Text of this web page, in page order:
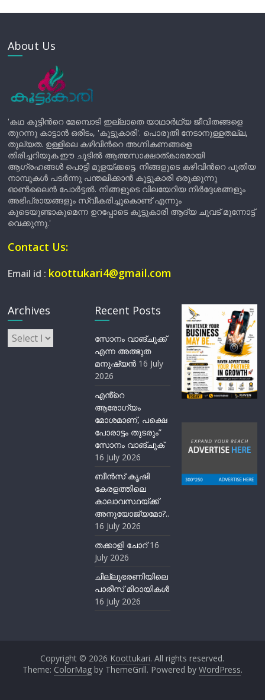
About Us
'കഥ കൂട്ടിന്‍റെ മേമ്പൊടി ഇല്ലാതെ യാഥാർഥ്യ ജീവിതങ്ങളെ
തുറന്നു കാട്ടാൻ ഒരിടം, 'കൂട്ടുകാരി'. പൊരുതി നേടാനുള്ളതല്ല,
തുല്യത. ഉള്ളിലെ കഴിവിന്‍റെ അഗ്നികണങ്ങളെ
തിരിച്ചറിയുക.ഈ ചൂടിൽ ആത്മസാക്ഷാത്കാരമായി
ആഗ്രഹങ്ങൾ പൊട്ടി മുളയ്ക്കട്ടെ. നിങ്ങളുടെ കഴിവിന്‍റെ പുതിയ
നാമ്പുകൾ പടർന്നു പന്തലിക്കാൻ കൂട്ടുകാരി ഒരുക്കുന്നു
ഓൺലൈൻ പോർട്ടൽ. നിങ്ങളുടെ വിലയേറിയ നിർദ്ദേശങ്ങളും
അഭിപ്രായങ്ങളും സ്വീകരിച്ചുകൊണ്ട് എന്നും
കൂടെയുണ്ടാകുമെന്ന ഉറപ്പോടെ കൂട്ടുകാരി ആദ്യ ചുവട് മുന്നോട്ട്
വെക്കുന്നു.'
Contact Us:
Email id : koottukari4@gmail.com
Archives
Archives
Recent Posts
സോനം വാങ്ചുക്ക്
എന്ന അത്ഭുത
മനുഷ്യന്‍ 16 July
2026
എൻ്റെ
ആരോഗ്യം
മോശമാണ്, പക്ഷെ
പോരാട്ടം തുടരും”
സോനം വാങ്ചുക്
16 July 2026
ബീന്‍സ് കൃഷി
കേരളത്തിലെ
കാലാവസ്ഥയ്ക്ക്
അനുയോജ്യമോ?..
16 July 2026
തക്കാളി ചോറ് 16
July 2026
ചില്ലുഭരണിയിലെ
പാരീസ് മിഠായികള്‍
16 July 2026
Copyright © 2026 Koottukari. All rights reserved.
Theme: ColorMagby ThemeGrill. Powered by WordPress.